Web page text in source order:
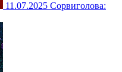
11.07.2025 Сорвиголова: